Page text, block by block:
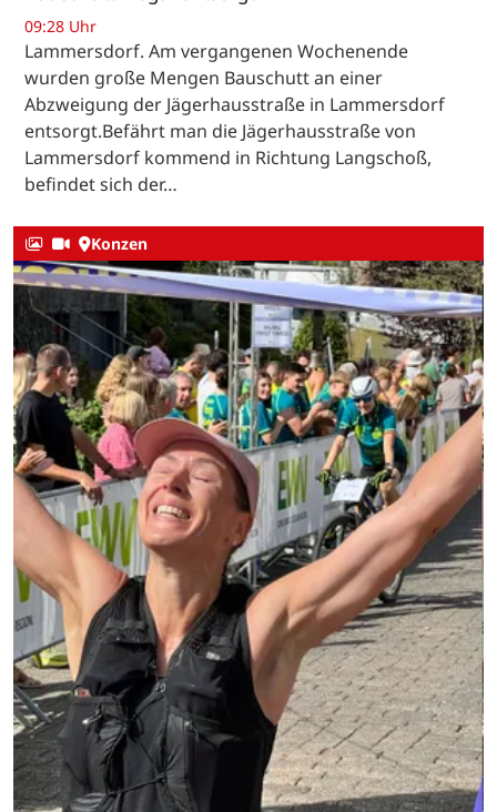
09:28 Uhr
Lammersdorf. Am vergangenen Wochenende
wurden große Mengen Bauschutt an einer
Abzweigung der Jägerhausstraße in Lammersdorf
entsorgt.Befährt man die Jägerhausstraße von
Lammersdorf kommend in Richtung Langschoß,
befindet sich der…
Konzen